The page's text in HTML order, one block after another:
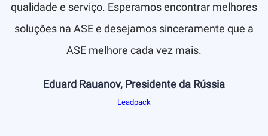
qualidade e serviço. Esperamos encontrar melhores
soluções na ASE e desejamos sinceramente que a
ASE melhore cada vez mais.
Eduard Rauanov, Presidente da Rússia
Leadpack